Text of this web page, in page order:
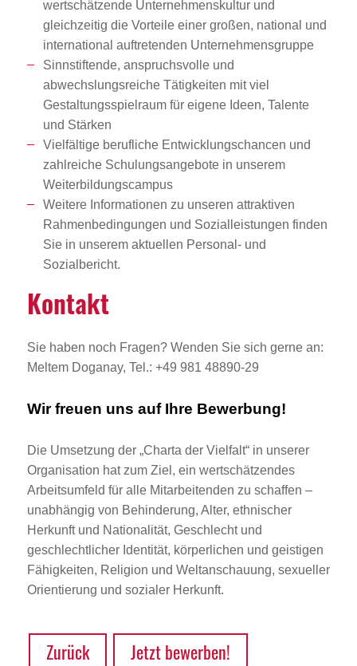
wertschätzende Unternehmenskultur und
gleichzeitig die Vorteile einer großen, national und
international auftretenden Unternehmensgruppe
Sinnstiftende, anspruchsvolle und
abwechslungsreiche Tätigkeiten mit viel
Gestaltungsspielraum für eigene Ideen, Talente
und Stärken
Vielfältige berufliche Entwicklungschancen und
zahlreiche Schulungsangebote in unserem
Weiterbildungscampus
Weitere Informationen zu unseren attraktiven
Rahmenbedingungen und Sozialleistungen finden
Sie in unserem aktuellen Personal- und
Sozialbericht.
Kontakt
Sie haben noch Fragen? Wenden Sie sich gerne an:
Meltem Doganay, Tel.: +49 981 48890-29
Wir freuen uns auf Ihre Bewerbung!
Die Umsetzung der „Charta der Vielfalt“ in unserer
Organisation hat zum Ziel, ein wertschätzendes
Arbeitsumfeld für alle Mitarbeitenden zu schaffen –
unabhängig von Behinderung, Alter, ethnischer
Herkunft und Nationalität, Geschlecht und
geschlechtlicher Identität, körperlichen und geistigen
Fähigkeiten, Religion und Weltanschauung, sexueller
Orientierung und sozialer Herkunft.
Zurück Jetzt bewerben!